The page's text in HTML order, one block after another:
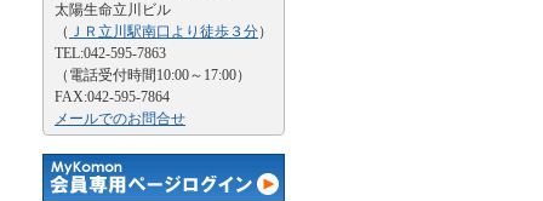
太陽生命立川ビル
（ ＪＲ立川駅南口より徒歩３分）
TEL:042-595-7863
（電話受付時間10:00～17:00）
FAX:042-595-7864
メールでのお問合せ